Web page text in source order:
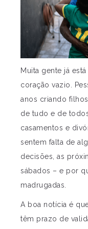
Muita gente já
coração vazio.
anos criando
de tudo e de
casamentos e
sentem falta de
decisões, as
sábados – e por
madrugadas.
A boa notícia é
têm prazo de